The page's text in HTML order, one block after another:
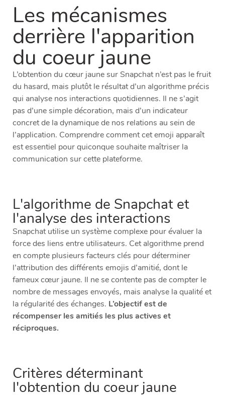
Les mécanismes
derrière l'apparition
du coeur jaune
L’obtention du cœur jaune sur Snapchat n’est pas le fruit
du hasard, mais plutôt le résultat d’un algorithme précis
qui analyse nos interactions quotidiennes. Il ne s’agit
pas d’une simple décoration, mais d’un indicateur
concret de la dynamique de nos relations au sein de
l’application. Comprendre comment cet emoji apparaît
est essentiel pour quiconque souhaite maîtriser la
communication sur cette plateforme.
L'algorithme de Snapchat et
l'analyse des interactions
Snapchat utilise un système complexe pour évaluer la
force des liens entre utilisateurs. Cet algorithme prend
en compte plusieurs facteurs clés pour déterminer
l’attribution des différents emojis d’amitié, dont le
fameux cœur jaune. Il ne se contente pas de compter le
nombre de messages envoyés, mais analyse la qualité et
la régularité des échanges. L’objectif est de
récompenser les amitiés les plus actives et
réciproques.
Critères déterminant
l'obtention du coeur jaune